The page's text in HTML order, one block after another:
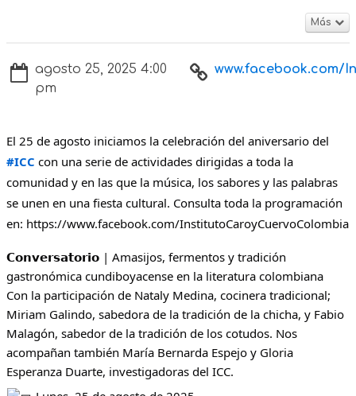
Más
agosto 25, 2025 4:00
pm
www.facebook.com/
El 25 de agosto iniciamos la celebración del aniversario del
#ICC con una serie de actividades dirigidas a toda la
comunidad y en las que la música, los sabores y las palabras
se unen en una fiesta cultural. Consulta toda la programación
en: https://www.facebook.com/InstitutoCaroyCuervoColombia
𝗖𝗼𝗻𝘃𝗲𝗿𝘀𝗮𝘁𝗼𝗿𝗶𝗼 | Amasijos, fermentos y tradición
gastronómica cundiboyacense en la literatura colombiana
Con la participación de Nataly Medina, cocinera tradicional;
Miriam Galindo, sabedora de la tradición de la chicha, y Fabio
Malagón, sabedor de la tradición de los cotudos. Nos
acompañan también María Bernarda Espejo y Gloria
Esperanza Duarte, investigadoras del ICC.